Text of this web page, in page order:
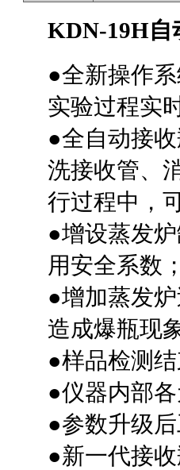
KDN-19H自
●全新操作
实验过程实
●全自动接
洗接收管、
行过程中，
●增设蒸发
用安全系数；
●增加蒸发
造成爆瓶现
●样品检测
●仪器内部
●参数升级
●新一代接